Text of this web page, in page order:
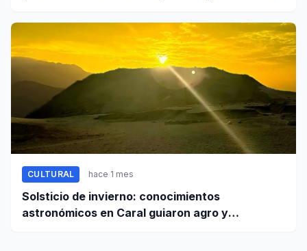
CULTURAL hace 1 mes
Solsticio de invierno: conocimientos
astronómicos en Caral guiaron agro y